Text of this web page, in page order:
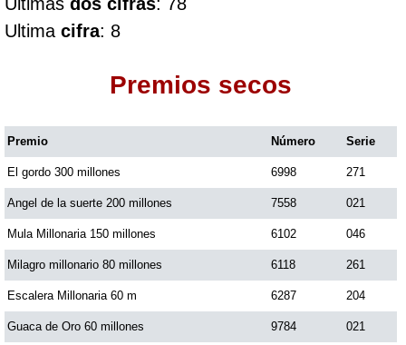
Culona noche
Dorado Tarde
Dorado Noche
Fantástica Día
Fantástica Noche
Motilon Tarde
Ultima cifra: 8
Premios secos
Premio Número Serie
El gordo 300 millones 6998 271
Angel de la suerte 200 millones 7558 021
Mula Millonaria 150 millones 6102 046
Milagro millonario 80 millones 6118 261
Escalera Millonaria 60 m 6287 204
Guaca de Oro 60 millones 9784 021